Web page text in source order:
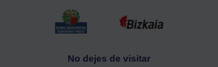
No dejes de visitar